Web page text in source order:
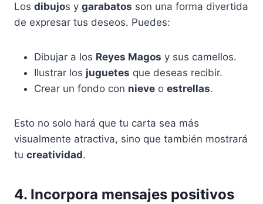
Los dibujos y garabatos son una forma divertida
de expresar tus deseos. Puedes:
Dibujar a los Reyes Magos y sus camellos.
Ilustrar los juguetes que deseas recibir.
Crear un fondo con nieve o estrellas.
Esto no solo hará que tu carta sea más
visualmente atractiva, sino que también mostrará
tu creatividad.
4. Incorpora mensajes positivos